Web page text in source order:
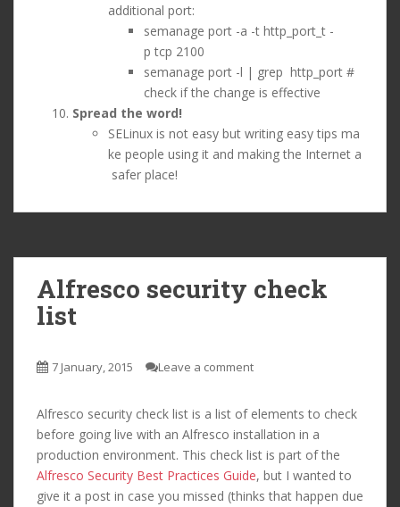
additional port:
semanage port -a -t http_port_t -
p tcp 2100
semanage port -l | grep http_port #
check if the change is effective
Spread the word!
SELinux is not easy but writing easy tips ma
ke people using it and making the Internet a
safer place!
Alfresco security check
list
7 January, 2015 Leave a comment
Alfresco security check list is a list of elements to check
before going live with an Alfresco installation in a
production environment. This check list is part of the
Alfresco Security Best Practices Guide, but I wanted to
give it a post in case you missed (thinks that happen due